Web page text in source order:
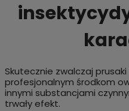
Skutecznie zwalczaj
profesjonalnym środkom
innymi substancjami
trwały efekt.